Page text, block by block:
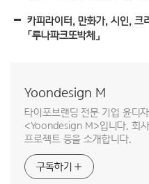
카피라이터, 만화가, 시인, 크
「루나파크또박체」
Yoondesign M
타이포브랜딩 전문 기업 윤디
<Yoondesign M>입니다. 회사
프로젝트 등을 소개합니다.
구독하기